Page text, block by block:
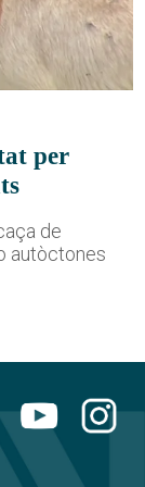
per
de
autòctones